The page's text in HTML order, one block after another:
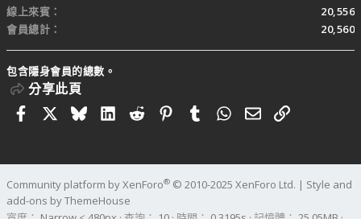
線上來賓
20,556
會員總計
20,560
包含隱身會員的總數。
分享此頁
FacebookBlueskyLinkedIn
RedditPinterestTumblrWhatsApp
電子郵件
連結
Community platform by XenForo® © 2010-2025 XenForo Ltd. | Style and
add-ons by ThemeHouse